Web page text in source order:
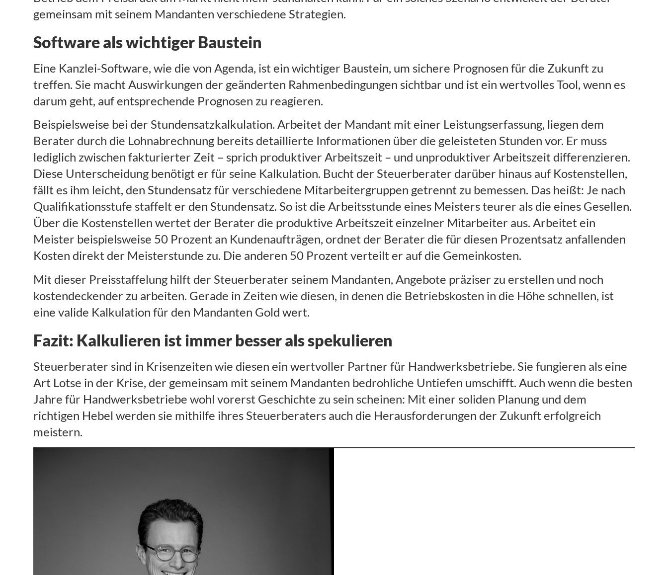
gemeinsam mit seinem Mandanten verschiedene Strategien.
Software als wichtiger Baustein
Eine Kanzlei-Software, wie die von Agenda, ist ein wichtiger Baustein, um sichere Prognosen für die Zukunft zu
treffen. Sie macht Auswirkungen der geänderten Rahmenbedingungen sichtbar und ist ein wertvolles Tool, wenn es
darum geht, auf entsprechende Prognosen zu reagieren.
Beispielsweise bei der Stundensatzkalkulation. Arbeitet der Mandant mit einer Leistungserfassung, liegen dem
Berater durch die Lohnabrechnung bereits detaillierte Informationen über die geleisteten Stunden vor. Er muss
lediglich zwischen fakturierter Zeit – sprich produktiver Arbeitszeit – und unproduktiver Arbeitszeit differenzieren.
Diese Unterscheidung benötigt er für seine Kalkulation. Bucht der Steuerberater darüber hinaus auf Kostenstellen,
fällt es ihm leicht, den Stundensatz für verschiedene Mitarbeitergruppen getrennt zu bemessen. Das heißt: Je nach
Qualifikationsstufe staffelt er den Stundensatz. So ist die Arbeitsstunde eines Meisters teurer als die eines Gesellen.
Über die Kostenstellen wertet der Berater die produktive Arbeitszeit einzelner Mitarbeiter aus. Arbeitet ein
Meister beispielsweise 50 Prozent an Kundenaufträgen, ordnet der Berater die für diesen Prozentsatz anfallenden
Kosten direkt der Meisterstunde zu. Die anderen 50 Prozent verteilt er auf die Gemeinkosten.
Mit dieser Preisstaffelung hilft der Steuerberater seinem Mandanten, Angebote präziser zu erstellen und noch
kostendeckender zu arbeiten. Gerade in Zeiten wie diesen, in denen die Betriebskosten in die Höhe schnellen, ist
eine valide Kalkulation für den Mandanten Gold wert.
Fazit: Kalkulieren ist immer besser als spekulieren
Steuerberater sind in Krisenzeiten wie diesen ein wertvoller Partner für Handwerksbetriebe. Sie fungieren als eine
Art Lotse in der Krise, der gemeinsam mit seinem Mandanten bedrohliche Untiefen umschifft. Auch wenn die besten
Jahre für Handwerksbetriebe wohl vorerst Geschichte zu sein scheinen: Mit einer soliden Planung und dem
richtigen Hebel werden sie mithilfe ihres Steuerberaters auch die Herausforderungen der Zukunft erfolgreich
meistern.